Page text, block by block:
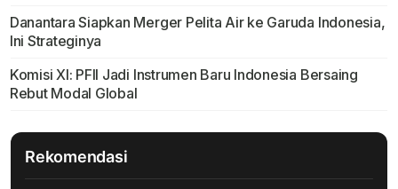
Danantara Siapkan Merger Pelita Air ke Garuda Indonesia,
Ini Strateginya
Komisi XI: PFII Jadi Instrumen Baru Indonesia Bersaing
Rebut Modal Global
Rekomendasi